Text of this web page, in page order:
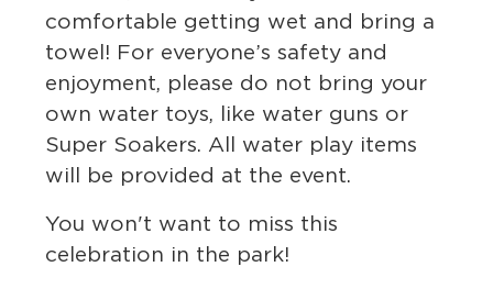
Closing.
Closing.
comfortable getting wet and bring a
towel! For everyone’s safety and
enjoyment, please do not bring your
own water toys, like water guns or
Super Soakers. All water play items
will be provided at the event.
You won't want to miss this
celebration in the park!